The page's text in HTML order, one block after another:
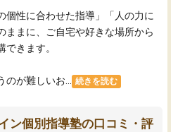
個性に合わせた指導」「人の力に
ままに、ご自宅や好きな場所から
きます。
が難しいお... 続きを読む
ン個別指導塾の口コミ・評